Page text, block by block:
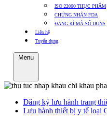
ISO 22000 THỰC PHẨM
CHỨNG NHẬN FDA
ĐĂNG KÍ MÃ SỐ DUNS
Liên hệ
Tuyển dụng
Menu
Đăng ký lưu hành trang
Lưu hành thiết bị y tế loại